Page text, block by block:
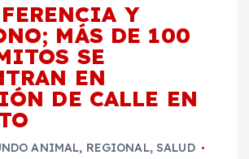
Y
MÁS DE 100
SE
EN
DE CALLE EN
ANIMAL, REGIONAL, SALUD